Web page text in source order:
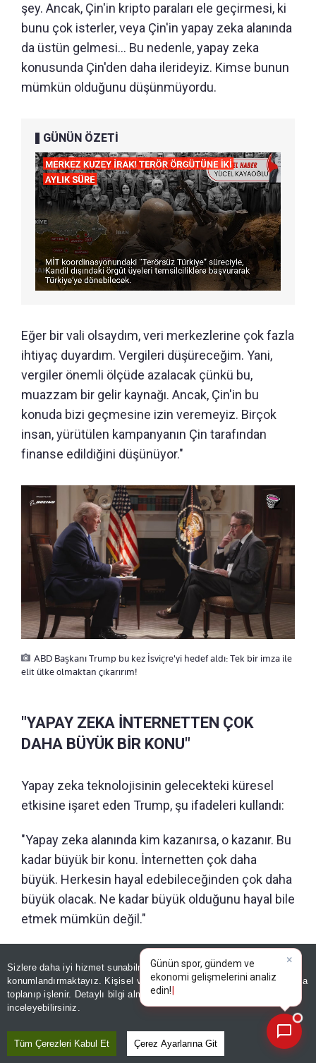
Sizlere daha iyi hizmet sunabilmek adına sitemizdeçerez
konumlandırmaktayız. Kişisel verileriniz, KVKK ve GDPR kapsamında
toplanıp işlenir. Detaylı bilgi almak için
inceleyebilirsiniz.
Tüm Çerezleri Kabul Et Çerez Ayarlarına Git
şey. Ancak, Çin'in kripto paraları ele geçirmesi, ki
bunu çok isterler, veya Çin'in yapay zeka alanında
da üstün gelmesi... Bu nedenle, yapay zeka
konusunda Çin'den daha ilerideyiz. Kimse bunun
mümkün olduğunu düşünmüyordu.
GÜNÜN ÖZETİ
Eğer bir vali olsaydım, veri merkezlerine çok fazla
ihtiyaç duyardım. Vergileri düşüreceğim. Yani,
vergiler önemli ölçüde azalacak çünkü bu,
muazzam bir gelir kaynağı. Ancak, Çin'in bu
konuda bizi geçmesine izin veremeyiz. Birçok
insan, yürütülen kampanyanın Çin tarafından
finanse edildiğini düşünüyor."
ABD Başkanı Trump bu kez İsviçre'yi hedef aldı: Tek bir imza ile
elit ülke olmaktan çıkarırım!
"YAPAY ZEKA İNTERNETTEN ÇOK
DAHA BÜYÜK BİR KONU"
Yapay zeka teknolojisinin gelecekteki küresel
etkisine işaret eden Trump, şu ifadeleri kullandı:
"Yapay zeka alanında kim kazanırsa, o kazanır. Bu
kadar büyük bir konu. İnternetten çok daha
büyük. Herkesin hayal edebileceğinden çok daha
büyük olacak. Ne kadar büyük olduğunu hayal bile
etmek mümkün değil."
"VERİ MERKEZLERİ PETROL
ENDÜSTRİSİNDEN BÜYÜK OLABİLİR"
Teksas’taki veri merkezi tartışmalarına dikkat
çeken Trump, şöyle konuştu:
×
Günün spor, gündem ve
ekonomi gelişmelerini analiz
edin!